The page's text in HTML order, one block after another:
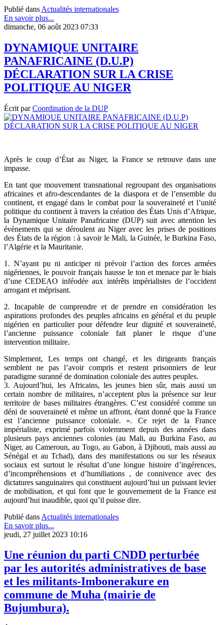
Publié dans Actualités internationales
En savoir plus...
dimanche, 06 août 2023 07:33
DYNAMIQUE UNITAIRE
PANAFRICAINE (D.U.P)
DÉCLARATION SUR LA CRISE
POLITIQUE AU NIGER
Écrit parCoordination de la DUP
Après le coup d’État au Niger, la France se retrouve dans une
impasse.
En tant que mouvement transnational regroupant des organisations
africaines et afro-descendantes de la diaspora et de l’ensemble du
continent, et engagé dans le combat pour la souveraineté et l’unité
politique du continent à travers la création des États Unis d’Afrique,
la Dynamique Unitaire Panafricaine (DUP) suit avec attention les
évènements qui se déroulent au Niger avec les prises de positions
des États de la région : à savoir le Mali, la Guinée, le Burkina Faso,
l’Algérie et la Mauritanie.
1. N’ayant pu ni anticiper ni prévoir l’action des forces armées
nigériennes, le pouvoir français hausse le ton et menace par le biais
d’une CEDEAO inféodée aux intérêts impérialistes de l’occident
arrogant et méprisant.
2. Incapable de comprendre et de prendre en considération les
aspirations profondes des peuples africains en général et du peuple
nigérien en particulier pour défendre leur dignité et souveraineté,
l’ancienne puissance coloniale fait planer le risque d’une
intervention militaire.
Simplement, Les temps ont changé, et les dirigeants français
semblent ne pas l’avoir compris et restent prisonniers de leur
paradigme suranné de domination coloniale des autres peuples.
3. Aujourd’hui, les Africains, les jeunes bien sûr, mais aussi un
certain nombre de militaires, n’acceptent plus la présence sur leur
territoire de bases militaires étrangères. C’est considéré comme un
déni de souveraineté et même un affront, étant donné que la France
est l’ancienne puissance coloniale. ». Ce rejet de la France
impérialiste, exprimé parfois violemment depuis des années dans
plusieurs pays anciennes colonies (au Mali, au Burkina Faso, au
Niger, au Cameroun, au Togo, au Gabon, à Djibouti, mais aussi au
Sénégal et au Tchad), dans des manifestations ou sur les réseaux
sociaux est surtout le résultat d’une longue histoire d’ingérences,
d’incompréhensions et d’humiliations , de connivence avec des
dictatures sanguinaires qui constituent aujourd’hui un puissant levier
de mobilisation, et qui font que le gouvernement de la France est
aujourd’hui inaudible, quoi qu’il puisse dire.
Publié dans Actualités internationales
En savoir plus...
jeudi, 27 juillet 2023 10:16
Une réunion du parti CNDD perturbée
par les autorités administratives de base
et les militants-Imbonerakure en
commune de Muha (mairie de
Bujumbura).